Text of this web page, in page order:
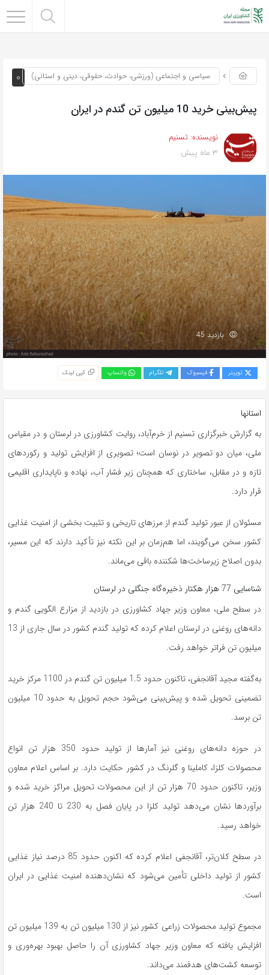
0 سیاسی و اجتماعی (ورزشی، حوادث، حقوقی، دینی و استانی)
پیش‌بینی خرید 10 میلیون تن گندم در ایران
نویسنده: تسنیم
3 ماه پیش
بازدید 45
توییتر فیسبوک تلگرام واتساپ کپی لینک
استانها
به گزارش خبرگزاری تسنیم از خرم‌آباد، روایت کشاورزی در لرستان و در مقیاس
ملی، میان دو تصویر در نوسان است؛ تصویری از افزایش تولید و رکوردهای
تازه و در مقابل، ساختاری که همچنان زیر فشار آب، نهاده و ناپایداری اقلیمی
قرار دارد.
مسئولان از عبور تولید گندم از مرزهای تاریخی و تثبیت بخشی از امنیت غذایی
کشور سخن می‌گویند، اما هم‌زمان بر این نکته نیز تأکید دارند که این مسیر،
بدون اصلاح زیرساخت‌ها شکننده باقی می‌ماند.
شناسایی 77 هزار هکتار ذخیره‌گاه جنگلی در لرستان
در سطح ملی، معاون وزیر جهاد کشاورزی در بازدید از مزارع الگویی گندم و
دانه‌های روغنی در لرستان اعلام کرده که تولید گندم کشور در سال جاری از 13
میلیون تن فراتر خواهد رفت.
به‌گفته مجید آقانجفی، تاکنون حدود 1.5 میلیون تن گندم در 1100 مرکز خرید
تضمینی تحویل شده و پیش‌بینی می‌شود حجم تحویل به حدود 10 میلیون
تن برسد.
در حوزه دانه‌های روغنی نیز آمارها از تولید حدود 350 هزار تن انواع
محصولات کلزا، کاملینا و گلرنگ در کشور حکایت دارد. بر اساس اعلام معاون
وزیر، تاکنون حدود 70 هزار تن از این محصولات تحویل مراکز خرید شده و
برآوردها نشان می‌دهد تولید کلزا در پایان فصل به 230 تا 240 هزار تن
خواهد رسید.
در سطح کلان‌تر، آقانجفی اعلام کرده که اکنون حدود 85 درصد نیاز غذایی
کشور از تولید داخلی تأمین می‌شود که نشان‌دهنده امنیت غذایی در ایران
است.
مجموع تولید محصولات زراعی کشور نیز از 130 میلیون تن به 139 میلیون تن
افزایش یافته که معاون وزیر جهاد کشاورزی آن را حاصل بهبود بهره‌وری و
توسعه کشت‌های هدفمند می‌داند.